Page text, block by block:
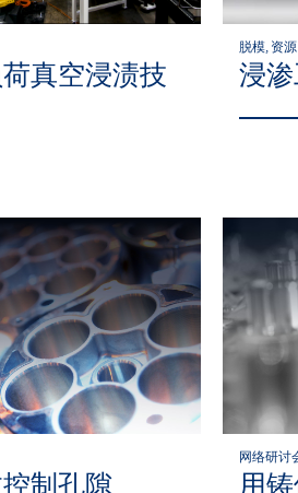
真空浸渍技
脱模, 资源
浸
制孔隙
网络研讨
用